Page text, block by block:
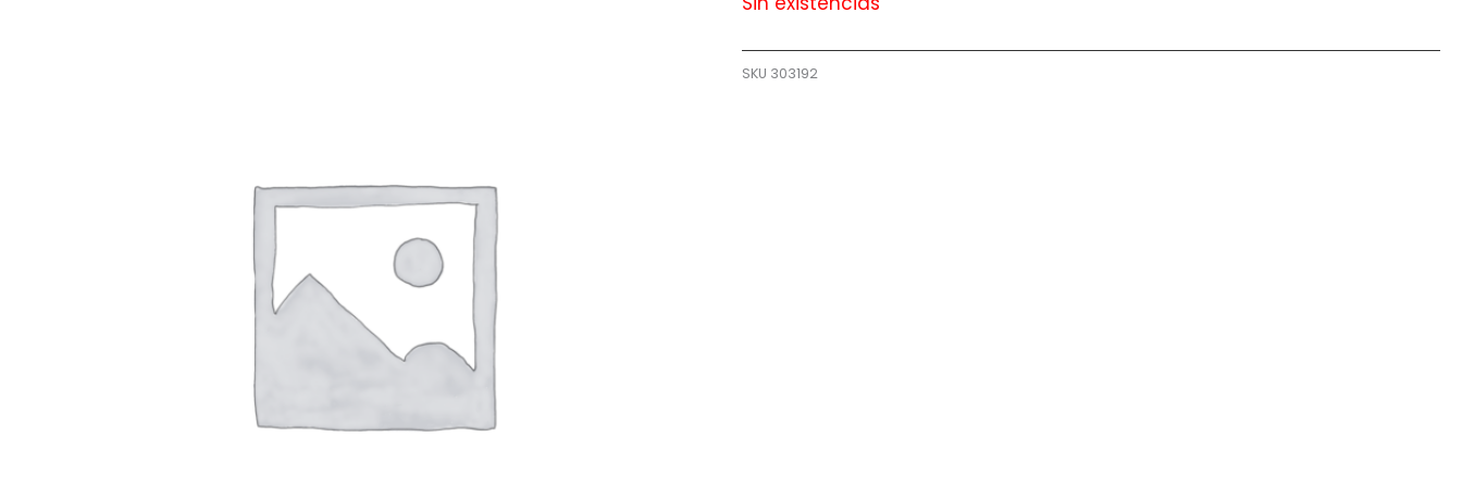
SKU 303192